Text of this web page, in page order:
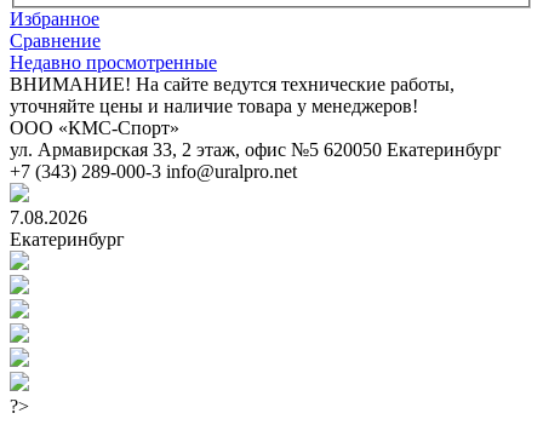
Избранное
Сравнение
Недавно просмотренные
ВНИМАНИЕ! На сайте ведутся технические работы,
уточняйте цены и наличие товара у менеджеров!
ООО «КМС-Спорт»
ул. Армавирская 33, 2 этаж, офис №5 620050 Екатеринбург
+7 (343) 289-000-3 info@uralpro.net
7.08.2026
Екатеринбург
?>